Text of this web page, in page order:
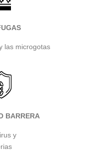
las microgotas
BARRERA
y